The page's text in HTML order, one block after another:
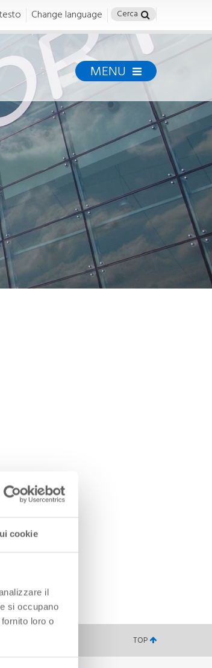
cookie
il
si occupano
loro o
Change language
MENU
Permessi e
Formazione
Permessi
DOCUMENTI E PERMESSI
Ufficio Tesseramento
Regole di accesso
Modulistica
Modalità di acquisto e
listino
TOP